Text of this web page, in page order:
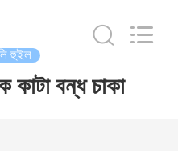
হুইল
কাটা বন্ধ চাকা